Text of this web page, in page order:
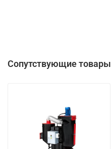
Сопутствующие товары